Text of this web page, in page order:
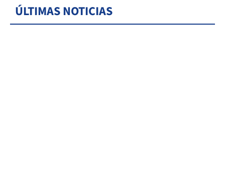
ÚLTIMAS NOTICIAS